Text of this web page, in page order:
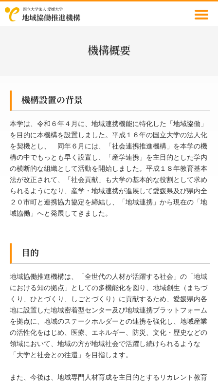
国立大学法人 愛媛大学
地域協働推進機構
機構概要
機構設置の背景
本学は、令和６年４月に、地域連携機能に特化した「地域協働」
を目的に本機構を設置しました。平成１６年の国立大学の法人化
を契機とし、 同年６月には、「社会連携推進機構」を本学の機
構の中でもっとも早く設置し、「産学連携」を主目的とした学内
の横断的な組織として活動を開始しました。平成１８年教育基本
法が改正されて、「社会貢献」も大学の基本的な役割として求め
られるようになり、産学・地域連携が進展して愛媛県及び県内全
２０市町と連携協力協定を締結し、「地域連携」から現在の「地
域協働」へと発展してきました。
目的
地域協働推進機構は、「全世代の人材が活躍する社会」の「地域
における知の拠点」としての多機能化を図り、地域創生（まちづ
くり、ひとづくり、しごとづくり）に貢献するため、愛媛県内各
地に設置した地域密着型センター及び地域連携プラットフォーム
を拠点に、地域のステークホルダーとの連携を強化し、地域産業
の活性化をはじめ、医療、エネルギー、防災、文化・歴史などの
領域において、地域の方が地域社会で活躍し続けられるような
「大学と社会との往還」を目指します。
また、今後は、地域専門人材育成を主目的とするリカレント教育